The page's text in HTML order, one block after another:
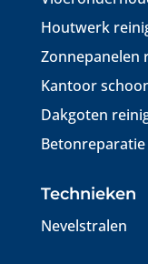
Houtwerk
Zonnepanelen
Kantoor
Dakgoten
Betonreparatie
Technieken
Nevelstralen